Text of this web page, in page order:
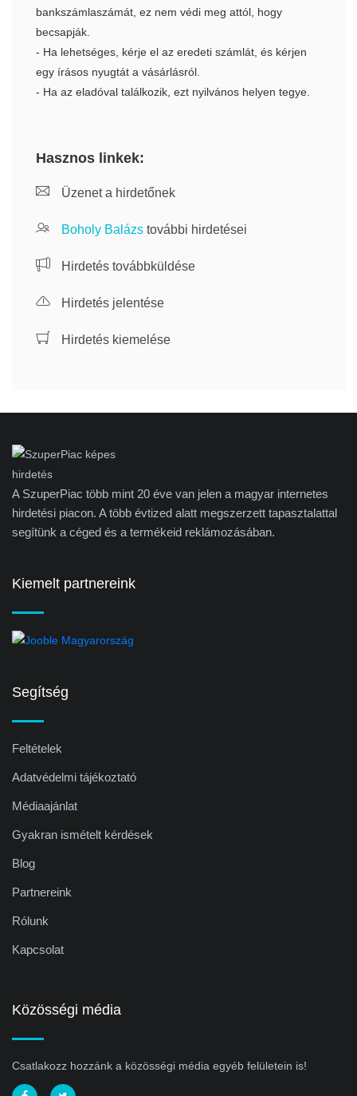
bankszámlaszámát, ez nem védi meg attól, hogy
becsapják.
- Ha lehetséges, kérje el az eredeti számlát, és kérjen
egy írásos nyugtát a vásárlásról.
- Ha az eladóval találkozik, ezt nyilvános helyen tegye.
Hasznos linkek:
Üzenet a hirdetőnek
Boholy Balázs további hirdetései
Hirdetés továbbküldése
Hirdetés jelentése
Hirdetés kiemelése
A SzuperPiac több mint 20 éve van jelen a magyar internetes
hirdetési piacon. A több évtized alatt megszerzett tapasztalattal
segítünk a céged és a termékeid reklámozásában.
Kiemelt partnereink
Segítség
Feltételek
Adatvédelmi tájékoztató
Médiaajánlat
Gyakran ismételt kérdések
Blog
Partnereink
Rólunk
Kapcsolat
Közösségi média
Csatlakozz hozzánk a közösségi média egyéb felületein is!